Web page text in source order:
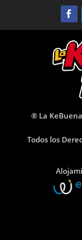
® La
Todos los